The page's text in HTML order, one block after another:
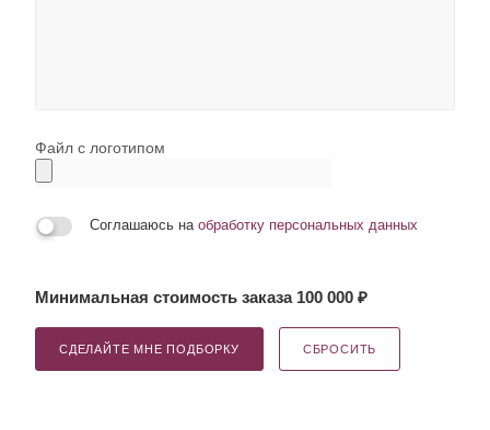
Файл с логотипом
Соглашаюсь на обработку персональных данных
Минимальная стоимость заказа 100 000 ₽
СДЕЛАЙТЕ МНЕ ПОДБОРКУ СБРОСИТЬ